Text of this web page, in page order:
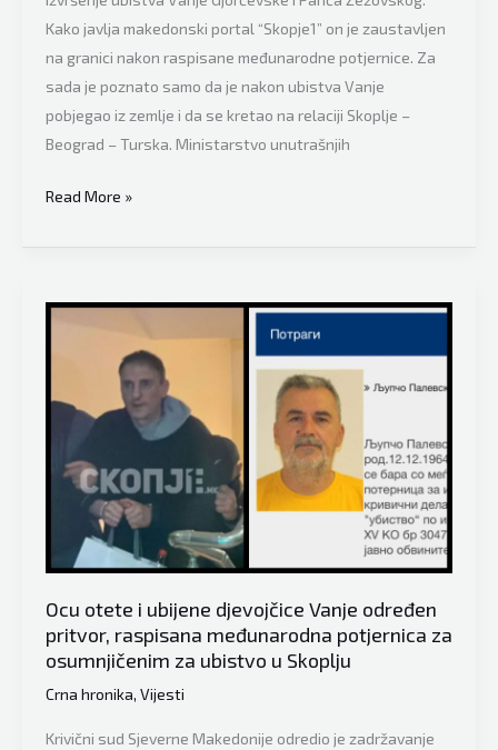
i
zdrav,
tata
Kako javlja makedonski portal “Skopje1” on je zaustavljen
na granici nakon raspisane međunarodne potjernice. Za
sada je poznato samo da je nakon ubistva Vanje
pobjegao iz zemlje i da se kretao na relaciji Skoplje –
Beograd – Turska. Ministarstvo unutrašnjih
Uhapšen
za
Vanje
Gorčevske
Panča
Žežovskog
u
Sj.
Makedoniji
Read More »
Ocu otete i ubijene djevojčice Vanje određen
pritvor, raspisana međunarodna potjernica za
osumnjičenim za ubistvo u Skoplju
Crna hronika, Vijesti
Krivični sud Sjeverne Makedonije odredio je zadržavanje